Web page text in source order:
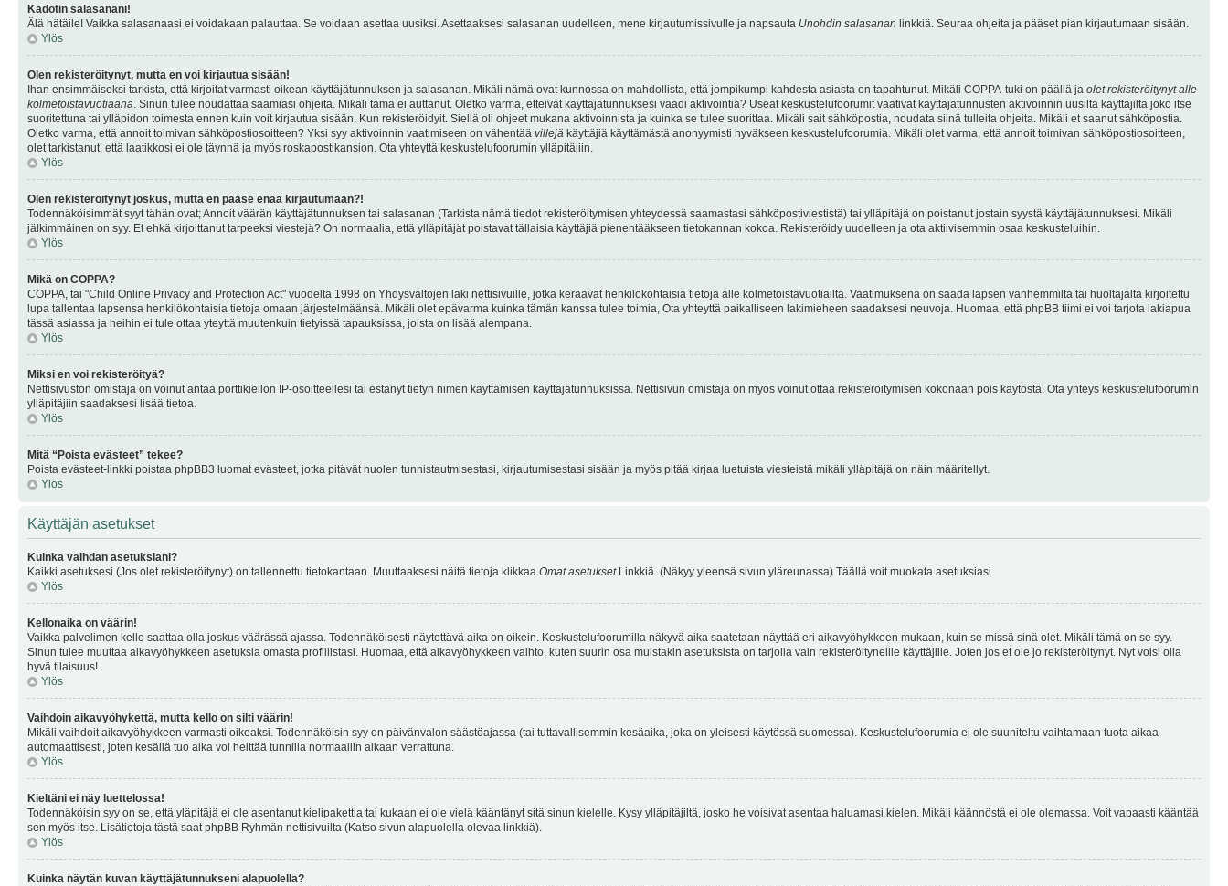
Kadotin salasanani!
Älä hätäile! Vaikka salasanaasi ei voidakaan palauttaa. Se voidaan asettaa uusiksi. Asettaaksesi salasanan uudelleen, mene kirjautumissivulle ja napsauta Unohdin salasanan linkkiä. Seuraa ohjeita ja pääset pian kirjautumaan sisään.
Ylös
Olen rekisteröitynyt, mutta en voi kirjautua sisään!
Ihan ensimmäiseksi tarkista, että kirjoitat varmasti oikean käyttäjätunnuksen ja salasanan. Mikäli nämä ovat kunnossa on mahdollista, että jompikumpi kahdesta asiasta on tapahtunut. Mikäli COPPA-tuki on päällä ja olet rekisteröitynyt alle
kolmetoistavuotiaana. Sinun tulee noudattaa saamiasi ohjeita. Mikäli tämä ei auttanut. Oletko varma, etteivät käyttäjätunnuksesi vaadi aktivointia? Useat keskustelufoorumit vaativat käyttäjätunnusten aktivoinnin uusilta käyttäjiltä joko itse
suoritettuna tai ylläpidon toimesta ennen kuin voit kirjautua sisään. Kun rekisteröidyit. Siellä oli ohjeet mukana aktivoinnista ja kuinka se tulee suorittaa. Mikäli sait sähköpostia, noudata siinä tulleita ohjeita. Mikäli et saanut sähköpostia.
Oletko varma, että annoit toimivan sähköpostiosoitteen? Yksi syy aktivoinnin vaatimiseen on vähentää villejä käyttäjiä käyttämästä anonyymisti hyväkseen keskustelufoorumia. Mikäli olet varma, että annoit toimivan sähköpostiosoitteen,
olet tarkistanut, että laatikkosi ei ole täynnä ja myös roskapostikansion. Ota yhteyttä keskustelufoorumin ylläpitäjiin.
Ylös
Olen rekisteröitynyt joskus, mutta en pääse enää kirjautumaan?!
Todennäköisimmät syyt tähän ovat; Annoit väärän käyttäjätunnuksen tai salasanan (Tarkista nämä tiedot rekisteröitymisen yhteydessä saamastasi sähköpostiviestistä) tai ylläpitäjä on poistanut jostain syystä käyttäjätunnuksesi. Mikäli
jälkimmäinen on syy. Et ehkä kirjoittanut tarpeeksi viestejä? On normaalia, että ylläpitäjät poistavat tällaisia käyttäjiä pienentääkseen tietokannan kokoa. Rekisteröidy uudelleen ja ota aktiivisemmin osaa keskusteluihin.
Ylös
Mikä on COPPA?
COPPA, tai "Child Online Privacy and Protection Act" vuodelta 1998 on Yhdysvaltojen laki nettisivuille, jotka keräävät henkilökohtaisia tietoja alle kolmetoistavuotiailta. Vaatimuksena on saada lapsen vanhemmilta tai huoltajalta kirjoitettu
lupa tallentaa lapsensa henkilökohtaisia tietoja omaan järjestelmäänsä. Mikäli olet epävarma kuinka tämän kanssa tulee toimia, Ota yhteyttä paikalliseen lakimieheen saadaksesi neuvoja. Huomaa, että phpBB tiimi ei voi tarjota lakiapua
tässä asiassa ja heihin ei tule ottaa yteyttä muutenkuin tietyissä tapauksissa, joista on lisää alempana.
Ylös
Miksi en voi rekisteröityä?
Nettisivuston omistaja on voinut antaa porttikiellon IP-osoitteellesi tai estänyt tietyn nimen käyttämisen käyttäjätunnuksissa. Nettisivun omistaja on myös voinut ottaa rekisteröitymisen kokonaan pois käytöstä. Ota yhteys keskustelufoorumin
ylläpitäjiin saadaksesi lisää tietoa.
Ylös
Mitä “Poista evästeet” tekee?
Poista evästeet-linkki poistaa phpBB3 luomat evästeet, jotka pitävät huolen tunnistautmisestasi, kirjautumisestasi sisään ja myös pitää kirjaa luetuista viesteistä mikäli ylläpitäjä on näin määritellyt.
Ylös
Käyttäjän asetukset
Kuinka vaihdan asetuksiani?
Kaikki asetuksesi (Jos olet rekisteröitynyt) on tallennettu tietokantaan. Muuttaaksesi näitä tietoja klikkaa Omat asetuksetLinkkiä. (Näkyy yleensä sivun yläreunassa) Täällä voit muokata asetuksiasi.
Ylös
Kellonaika on väärin!
Vaikka palvelimen kello saattaa olla joskus väärässä ajassa. Todennäköisesti näytettävä aika on oikein. Keskustelufoorumilla näkyvä aika saatetaan näyttää eri aikavyöhykkeen mukaan, kuin se missä sinä olet. Mikäli tämä on se syy.
Sinun tulee muuttaa aikavyöhykkeen asetuksia omasta profiilistasi. Huomaa, että aikavyöhykkeen vaihto, kuten suurin osa muistakin asetuksista on tarjolla vain rekisteröityneille käyttäjille. Joten jos et ole jo rekisteröitynyt. Nyt voisi olla
hyvä tilaisuus!
Ylös
Vaihdoin aikavyöhykettä, mutta kello on silti väärin!
Mikäli vaihdoit aikavyöhykkeen varmasti oikeaksi. Todennäköisin syy on päivänvalon säästöajassa (tai tuttavallisemmin kesäaika, joka on yleisesti käytössä suomessa). Keskustelufoorumia ei ole suuniteltu vaihtamaan tuota aikaa
automaattisesti, joten kesällä tuo aika voi heittää tunnilla normaaliin aikaan verrattuna.
Ylös
Kieltäni ei näy luettelossa!
Todennäköisin syy on se, että yläpitäjä ei ole asentanut kielipakettia tai kukaan ei ole vielä kääntänyt sitä sinun kielelle. Kysy ylläpitäjiltä, josko he voisivat asentaa haluamasi kielen. Mikäli käännöstä ei ole olemassa. Voit vapaasti kääntää
sen myös itse. Lisätietoja tästä saat phpBB Ryhmän nettisivuilta (Katso sivun alapuolella olevaa linkkiä).
Ylös
Kuinka näytän kuvan käyttäjätunnukseni alapuolella?